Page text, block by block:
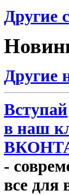
Другие
Другие
Вступай
в наш
-
все для